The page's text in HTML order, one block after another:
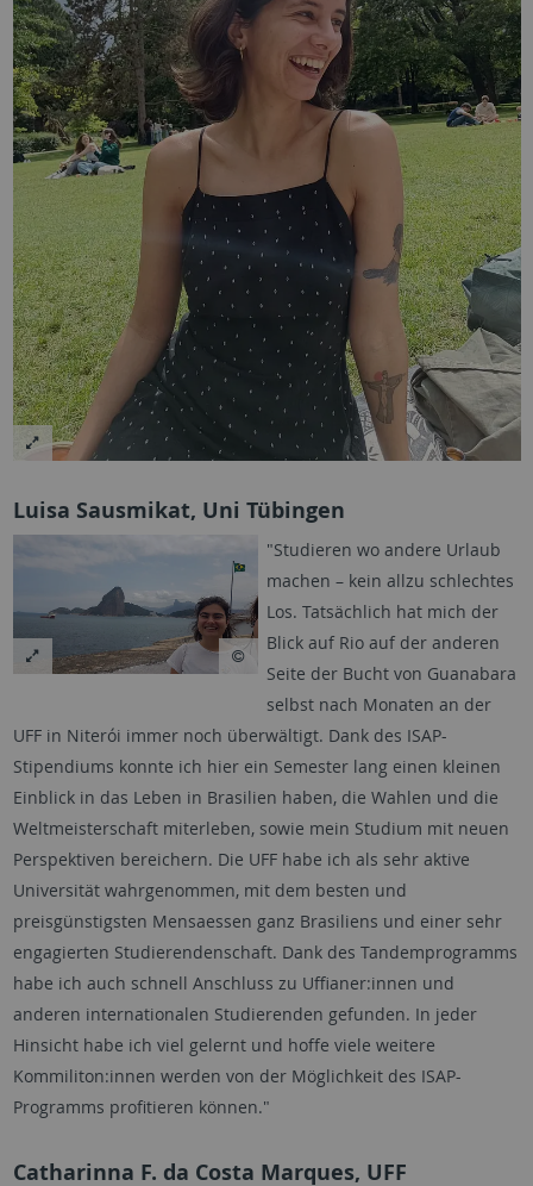
Luisa Sausmikat, Uni Tübingen
"Studieren wo andere Urlaub
machen – kein allzu schlechtes
Los. Tatsächlich hat mich der
Blick auf Rio auf der anderen
Seite der Bucht von Guanabara
selbst nach Monaten an der
UFF in Niterói immer noch überwältigt. Dank des ISAP-
Stipendiums konnte ich hier ein Semester lang einen kleinen
Einblick in das Leben in Brasilien haben, die Wahlen und die
Weltmeisterschaft miterleben, sowie mein Studium mit neuen
Perspektiven bereichern. Die UFF habe ich als sehr aktive
Universität wahrgenommen, mit dem besten und
preisgünstigsten Mensaessen ganz Brasiliens und einer sehr
engagierten Studierendenschaft. Dank des Tandemprogramms
habe ich auch schnell Anschluss zu Uffianer:innen und
anderen internationalen Studierenden gefunden. In jeder
Hinsicht habe ich viel gelernt und hoffe viele weitere
Kommiliton:innen werden von der Möglichkeit des ISAP-
Programms profitieren können."
Catharinna F. da Costa Marques, UFF